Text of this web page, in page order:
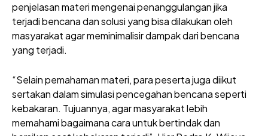
penjelasan materi mengenai penanggulangan jika
terjadi bencana dan solusi yang bisa dilakukan oleh
masyarakat agar meminimalisir dampak dari bencana
yang terjadi.
“Selain pemahaman materi, para peserta juga diikut
sertakan dalam simulasi pencegahan bencana seperti
kebakaran. Tujuannya, agar masyarakat lebih
memahami bagaimana cara untuk bertindak dan